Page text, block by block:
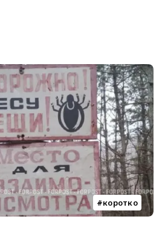
коротко